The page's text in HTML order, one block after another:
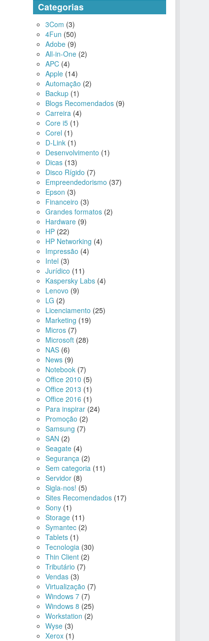
Categorias
3Com (3)
4Fun (50)
Adobe (9)
All-in-One (2)
APC (4)
Apple (14)
Automação (2)
Backup (1)
Blogs Recomendados (9)
Carreira (4)
Core i5 (1)
Corel (1)
D-Link (1)
Desenvolvimento (1)
Dicas (13)
Disco Rígido (7)
Empreendedorismo (37)
Epson (3)
Financeiro (3)
Grandes formatos (2)
Hardware (9)
HP (22)
HP Networking (4)
Impressão (4)
Intel (3)
Jurídico (11)
Kaspersky Labs (4)
Lenovo (9)
LG (2)
Licenciamento (25)
Marketing (19)
Micros (7)
Microsoft (28)
NAS (6)
News (9)
Notebook (7)
Office 2010 (5)
Office 2013 (1)
Office 2016 (1)
Para inspirar (24)
Promoção (2)
Samsung (7)
SAN (2)
Seagate (4)
Segurança (2)
Sem categoria (11)
Servidor (8)
Sigla-nos! (5)
Sites Recomendados (17)
Sony (1)
Storage (11)
Symantec (2)
Tablets (1)
Tecnologia (30)
Thin Client (2)
Tributário (7)
Vendas (3)
Virtualização (7)
Windows 7 (7)
Windows 8 (25)
Workstation (2)
Wyse (3)
Xerox (1)